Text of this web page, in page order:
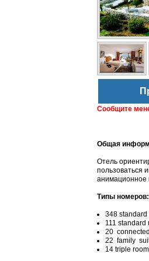
Сообщите
Общая
Отель
пользоваться
анимационное
Типы номеров:
348 standard
111 standard
20
22 family
14 triple